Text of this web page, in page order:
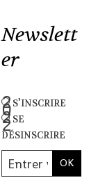
Newslett
er
s'inscrire
se
désinscrire